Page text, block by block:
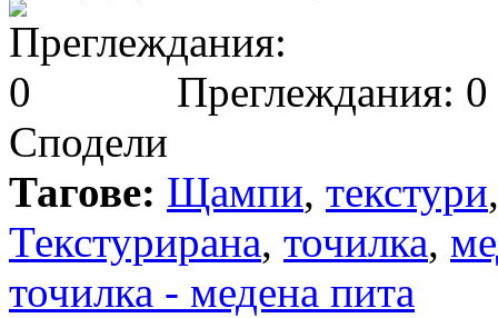
Преглеждания: 0
Сподели
Тагове: Щампи, текстури
Текстурирана, точилка,
точилка - медена пита